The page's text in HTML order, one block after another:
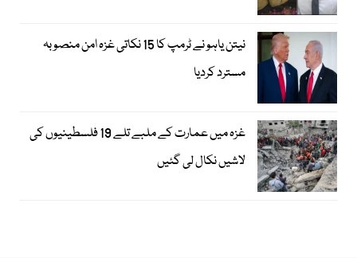
نیتن یاہو نے ٹرمپ کا 15 نکاتی غزہ امن منصوبہ
مسترد کردیا
غزہ میں عمارت کے ملبے تلے 19 فلسطینیوں کی
لاشیں نکال لی گئیں